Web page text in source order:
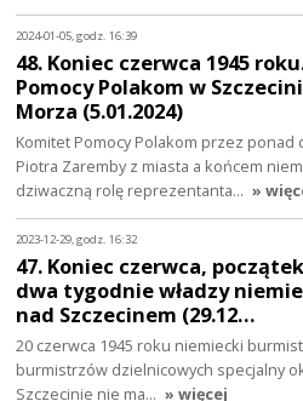
2024-01-05, godz. 16:39
48. Koniec czerwca 1945
Pomocy Polakom w
Morza (5.01.2024)
Komitet Pomocy Polakom przez
Piotra Zaremby z miasta a końcem
dziwaczną rolę reprezentanta… »
2023-12-29, godz. 16:32
47. Koniec czerwca,
dwa tygodnie władzy
nad Szczecinem (29.12…
20 czerwca 1945 roku niemiecki
burmistrzów dzielnicowych specjalny
Szczecinie nie ma… » więcej